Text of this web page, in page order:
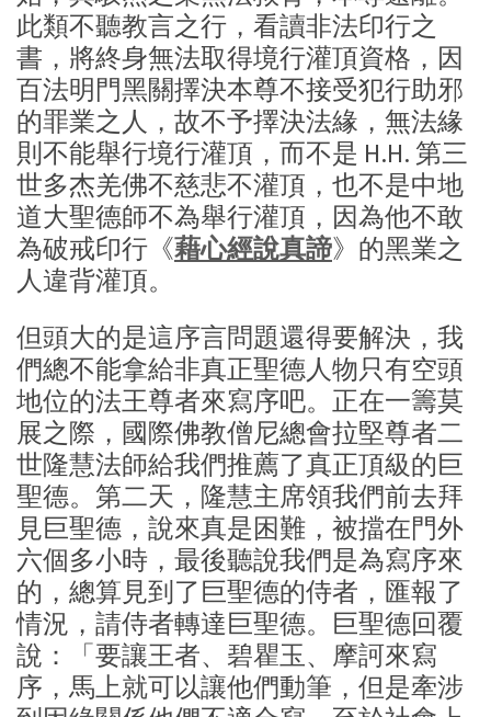
此類不聽教言之行，看讀非法印行之
書，將終身無法取得境行灌頂資格，因
百法明門黑關擇決本尊不接受犯行助邪
的罪業之人，故不予擇決法緣，無法緣
則不能舉行境行灌頂，而不是 H.H. 第三
世多杰羌佛不慈悲不灌頂，也不是中地
道大聖德師不為舉行灌頂，因為他不敢
為破戒印行《藉心經說真諦》的黑業之
人違背灌頂。
但頭大的是這序言問題還得要解決，我
們總不能拿給非真正聖德人物只有空頭
地位的法王尊者來寫序吧。正在一籌莫
展之際，國際佛教僧尼總會拉堅尊者二
世隆慧法師給我們推薦了真正頂級的巨
聖德。第二天，隆慧主席領我們前去拜
見巨聖德，說來真是困難，被擋在門外
六個多小時，最後聽說我們是為寫序來
的，總算見到了巨聖德的侍者，匯報了
情況，請侍者轉達巨聖德。巨聖德回覆
說：「要讓王者、碧瞿玉、摩訶來寫
序，馬上就可以讓他們動筆，但是牽涉